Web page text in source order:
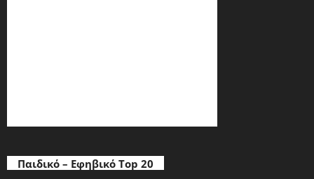
Παιδικό – Εφηβικό Top 20